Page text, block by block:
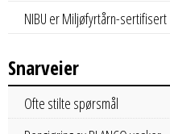
NIBU er Miljøfyrtårn-sertifisert
Snarveier
Ofte stilte spørsmål